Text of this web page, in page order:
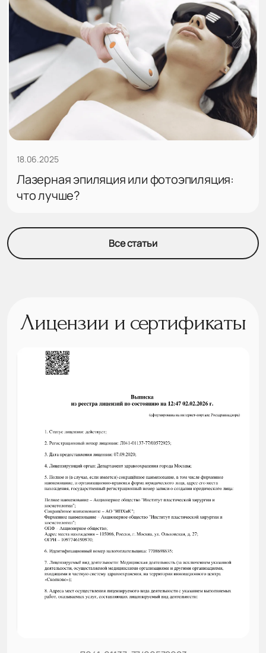
18.06.2025
Лазерная эпиляция или фотоэпиляция:
что лучше?
Все статьи
Лицензии и сертификаты